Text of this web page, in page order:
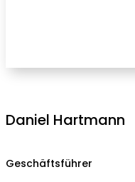
Daniel Hartmann
Geschäftsführer